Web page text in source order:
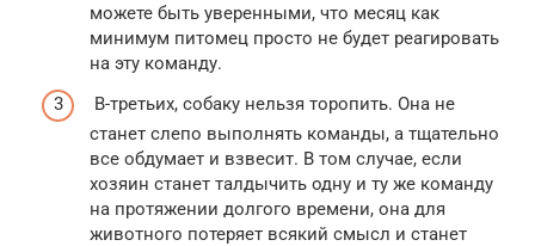
можете быть уверенными, что месяц как
минимум питомец просто не будет реагировать
на эту команду.
В-третьих, собаку нельзя торопить. Она не
станет слепо выполнять команды, а тщательно
все обдумает и взвесит. В том случае, если
хозяин станет талдычить одну и ту же команду
на протяжении долгого времени, она для
животного потеряет всякий смысл и станет